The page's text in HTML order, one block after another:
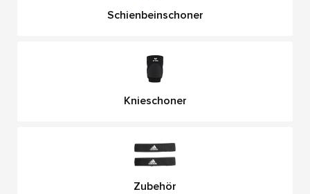
Schienbeinschoner
Knieschoner
Zubehör